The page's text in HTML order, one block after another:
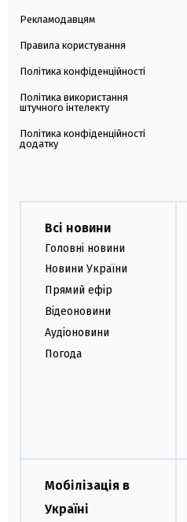
Рекламодавцям
Правила користування
Політика конфіденційності
Політика використання
штучного інтелекту
Політика конфіденційності
додатку
Всі новини
Головні новини
Новини України
Прямий ефір
Відеоновини
Аудіоновини
Погода
Мобілізація в
Україні